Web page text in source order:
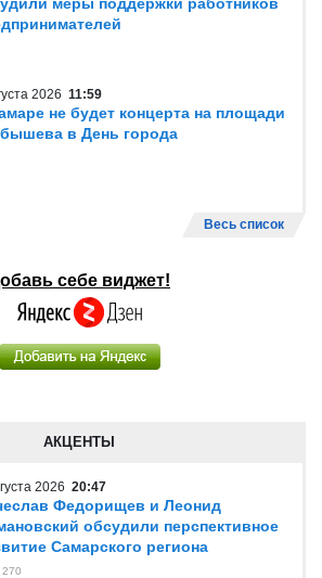
2026 11:59
не будет концерта на площади
в День города
Весь список
себе виджет!
АКЦЕНТЫ
2026 20:47
Федорищев и Леонид
обсудили перспективное
Самарского региона
270